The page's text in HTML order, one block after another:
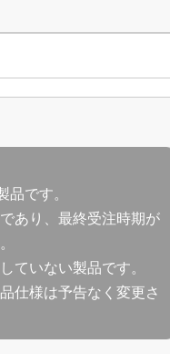
品です。
あり、最終受注時期が
ていない製品です。
仕様は予告なく変更さ